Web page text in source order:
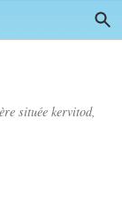
située kervitod,